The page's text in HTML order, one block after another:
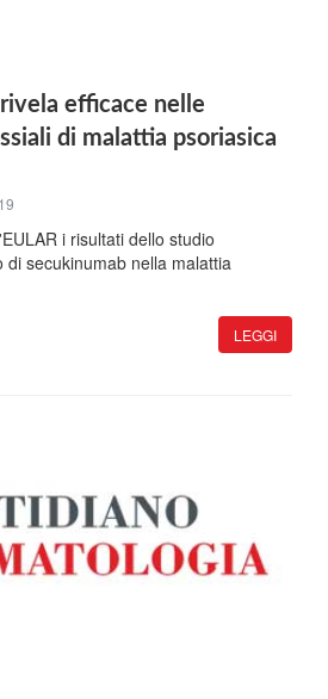
efficace nelle
di malattia psoriasica
i risultati dello studio
di secukinumab nella malattia
LEGGI